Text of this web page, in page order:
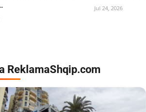
Jul 24, 2026
ReklamaShqip.com